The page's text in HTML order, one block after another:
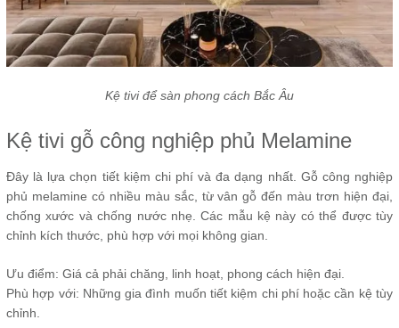
Kệ tivi để sàn phong cách Bắc Âu
Kệ tivi gỗ công nghiệp phủ Melamine
Đây là lựa chọn tiết kiệm chi phí và đa dạng nhất. Gỗ công nghiệp
phủ melamine có nhiều màu sắc, từ vân gỗ đến màu trơn hiện đại,
chống xước và chống nước nhẹ. Các mẫu kệ này có thể được tùy
chỉnh kích thước, phù hợp với mọi không gian.
Ưu điểm: Giá cả phải chăng, linh hoạt, phong cách hiện đại.
Phù hợp với: Những gia đình muốn tiết kiệm chi phí hoặc cần kệ tùy
chỉnh.